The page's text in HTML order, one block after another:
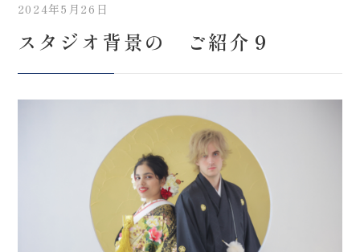
来店のご予約
Retouch
フォトレタッチ
Studio
スタジオ紹介
キャンペーン・お知らせ
Blog
ブログ
プライバシーポリシー
2024年5月26日
スタジオ背景の ご紹介９